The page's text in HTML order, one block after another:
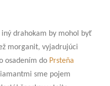
iný drahokam by mohol byť
morganit, vyjadrujúci
osadením do Prsteňa
sme pojem